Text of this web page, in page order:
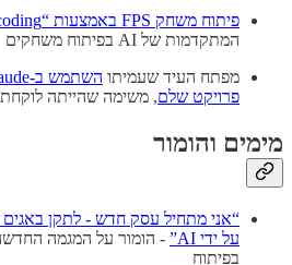
פיתוח משחק FPS באמצעות “vibe-coding”
המתקדמות של AI בפיתוח משחקים
מפתח העיד שעמיתו
פרויקט שלם, משימה שהייתה לוקחת
מימים והומור
“אני מתחיל עסק חדש - לתקן
על ידי AI”
בפיתוח